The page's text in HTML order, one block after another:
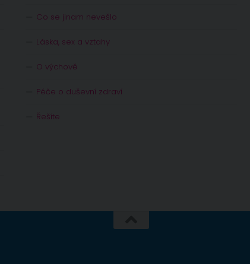
Co se jinam nevešlo
Láska, sex a vztahy
O výchově
Péče o duševní zdraví
Řešíte